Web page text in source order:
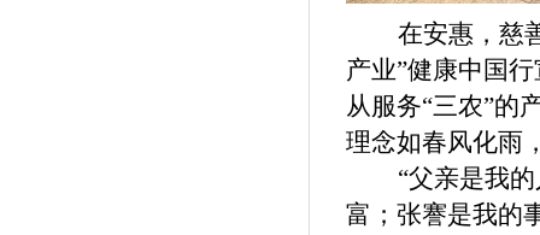
在安惠，慈
产业”健康中国
从服务“三农”
理念如春风化雨
“父亲是我
富；张謇是我的